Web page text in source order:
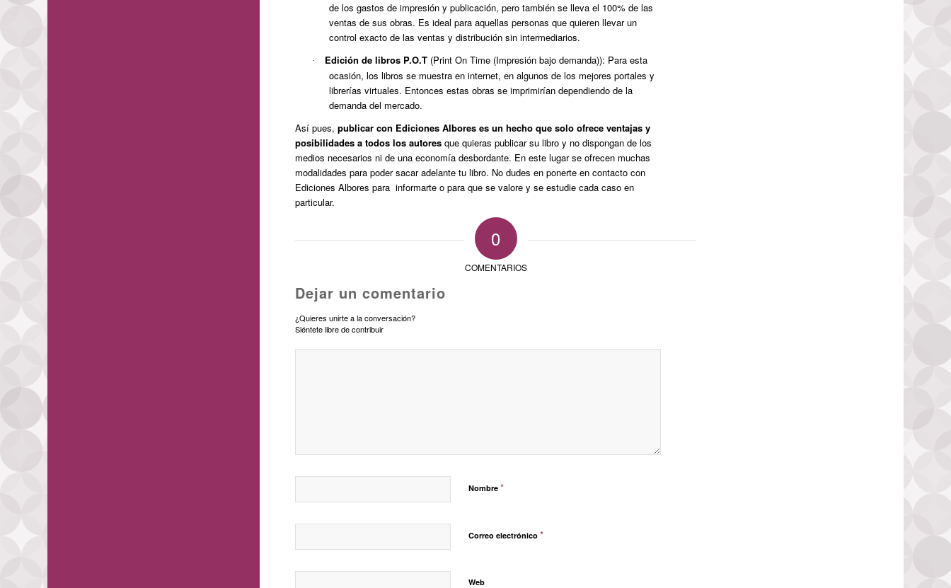
de los gastos de impresión y publicación, pero también se lleva el 100% de las
ventas de sus obras. Es ideal para aquellas personas que quieren llevar un
control exacto de las ventas y distribución sin intermediarios.
· Edición de libros P.O.T (Print On Time (Impresión bajo demanda)): Para esta
ocasión, los libros se muestra en internet, en algunos de los mejores portales y
librerías virtuales. Entonces estas obras se imprimirían dependiendo de la
demanda del mercado.
Así pues,publicar con Ediciones Albores es un hecho que solo ofrece ventajas y
posibilidades a todos los autores que quieras publicar su libro y no dispongan de los
medios necesarios ni de una economía desbordante. En este lugar se ofrecen muchas
modalidades para poder sacar adelante tu libro. No dudes en ponerte en contacto con
Ediciones Albores para informarte o para que se valore y se estudie cada caso en
particular.
0
COMENTARIOS
Dejar un comentario
¿Quieres unirte a la conversación?
Siéntete libre de contribuir
Nombre*
Correo electrónico*
Web